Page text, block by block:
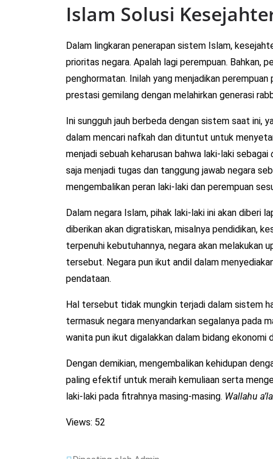
Islam Solusi
Dalam lingkaran penerapan sistem Islam,
prioritas negara. Apalah lagi perempuan. Bahkan,
penghormatan. Inilah yang menjadikan
prestasi gemilang dengan melahirkan generasi
Ini sungguh jauh berbeda dengan sistem saat ini,
dalam mencari nafkah dan dituntut untuk
menjadi sebuah keharusan bahwa laki-laki sebagai
saja menjadi tugas dan tanggung jawab negara
mengembalikan peran laki-laki dan perempuan
Dalam negara Islam, pihak laki-laki ini akan diberi
diberikan akan digratiskan, misalnya pendidikan,
terpenuhi kebutuhannya, negara akan melakukan
tersebut. Negara pun ikut andil dalam
pendataan.
Hal tersebut tidak mungkin terjadi dalam sistem
termasuk negara menyandarkan segalanya pada
wanita pun ikut digalakkan dalam bidang ekonomi
Dengan demikian, mengembalikan kehidupan
paling efektif untuk meraih kemuliaan serta
laki-laki pada fitrahnya masing-masing. Wallahu
Views: 52